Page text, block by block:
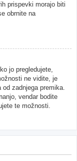
prispevki morajo biti
obrnite na
jo pregledujete,
ne vidite, je
zadnjega premika.
vendar bodite
te možnosti.